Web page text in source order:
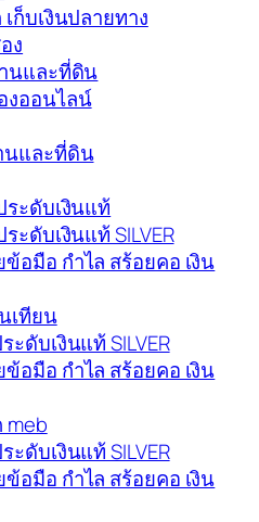
ก็บเงินปลายทาง
ง
นและที่ดิน
งออนไลน์
นและที่ดิน
ระดับเงินแท้
ะดับเงินแท้ SILVER
ข้อมือ กำไล สร้อยคอ เงิน
เทียน
ะดับเงินแท้ SILVER
ข้อมือ กำไล สร้อยคอ เงิน
meb
ะดับเงินแท้ SILVER
ข้อมือ กำไล สร้อยคอ เงิน